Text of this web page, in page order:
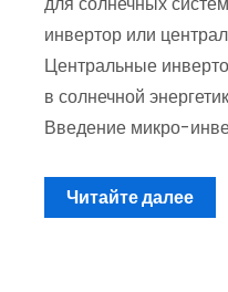
инвертор или
Центральные
в солнечной
Введение микро-
Читайте далее